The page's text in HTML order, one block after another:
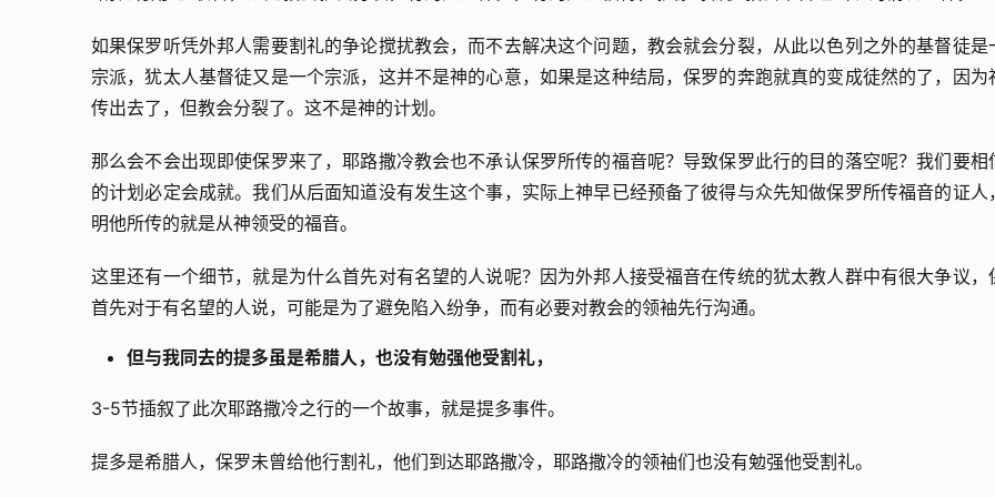
如果保罗听凭外邦人需要割礼的争论搅扰教会，而不去解决这个问题，教会就会分裂，从此以色列之外的基督徒是
宗派，犹太人基督徒又是一个宗派，这并不是神的心意，如果是这种结局，保罗的奔跑就真的变成徒然的了，因为
传出去了，但教会分裂了。这不是神的计划。
那么会不会出现即使保罗来了，耶路撒冷教会也不承认保罗所传的福音呢？导致保罗此行的目的落空呢？我们要相
的计划必定会成就。我们从后面知道没有发生这个事，实际上神早已经预备了彼得与众先知做保罗所传福音的证人
明他所传的就是从神领受的福音。
这里还有一个细节，就是为什么首先对有名望的人说呢？因为外邦人接受福音在传统的犹太教人群中有很大争议，
首先对于有名望的人说，可能是为了避免陷入纷争，而有必要对教会的领袖先行沟通。
但与我同去的提多虽是希腊人，也没有勉强他受割礼，
3-5节插叙了此次耶路撒冷之行的一个故事，就是提多事件。
提多是希腊人，保罗未曾给他行割礼，他们到达耶路撒冷，耶路撒冷的领袖们也没有勉强他受割礼。